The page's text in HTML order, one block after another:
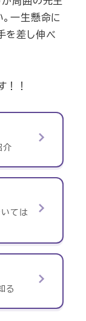
一生懸命に
を差し伸べ
！！
介 chevron_right
ては
chevron_right
る chevron_right